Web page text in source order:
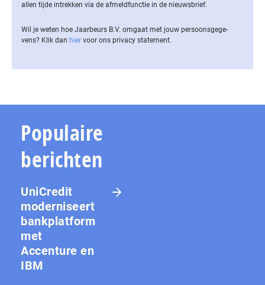
allen tijde intrekken via de af­meld­func­tie in de nieuwsbrief.
Wil je weten hoe Jaarbeurs B.V. omgaat met jouw per­soons­ge­ge­
vens? Klik dan hier voor ons privacy statement.
Populaire
berichten
UniCredit
moderniseert
bankplatform
met
Accenture en
IBM